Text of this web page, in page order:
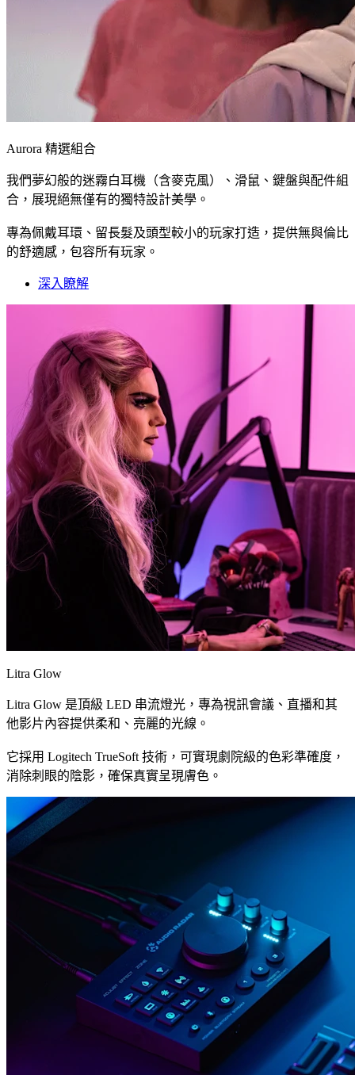
Aurora 精選組合
我們夢幻般的迷霧白耳機（含麥克風）、滑鼠、鍵盤與配件組
合，展現絕無僅有的獨特設計美學。
專為佩戴耳環、留長髮及頭型較小的玩家打造，提供無與倫比
的舒適感，包容所有玩家。
深入瞭解
Litra Glow
Litra Glow 是頂級 LED 串流燈光，專為視訊會議、直播和其
他影片內容提供柔和、亮麗的光線。
它採用 Logitech TrueSoft 技術，可實現劇院級的色彩準確度，
消除刺眼的陰影，確保真實呈現膚色。